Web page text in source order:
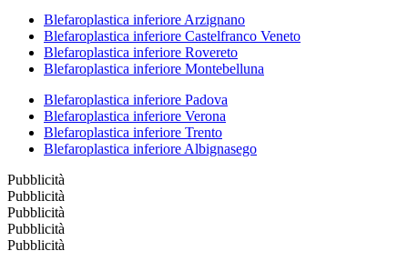
Blefaroplastica inferiore Arzignano
Blefaroplastica inferiore Castelfranco Veneto
Blefaroplastica inferiore Rovereto
Blefaroplastica inferiore Montebelluna
Blefaroplastica inferiore Padova
Blefaroplastica inferiore Verona
Blefaroplastica inferiore Trento
Blefaroplastica inferiore Albignasego
Pubblicità
Pubblicità
Pubblicità
Pubblicità
Pubblicità